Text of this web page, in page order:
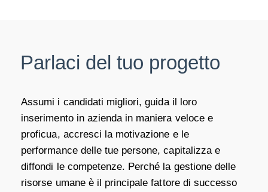
Parlaci del tuo progetto
Assumi i candidati migliori, guida il loro
inserimento in azienda in maniera veloce e
proficua, accresci la motivazione e le
performance delle tue persone, capitalizza e
diffondi le competenze. Perché la gestione delle
risorse umane è il principale fattore di successo